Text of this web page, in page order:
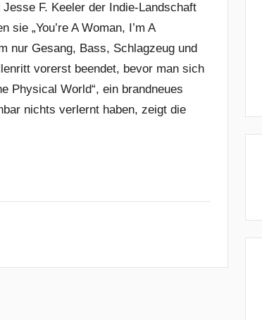
F. Keeler der Indie-Landschaft
„You’re A Woman, I’m A
nur Gesang, Bass, Schlagzeug und
vorerst beendet, bevor man sich
Physical World“, ein brandneues
nichts verlernt haben, zeigt die